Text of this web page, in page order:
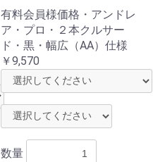
有料会員様価格・アンドレ
ア・プロ・２本クルサー
ド・黒・幅広（AA）仕様
￥9,570
数量